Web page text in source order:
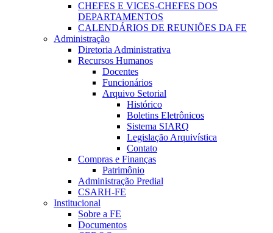
CHEFES E VICES-CHEFES DOS
DEPARTAMENTOS
CALENDÁRIOS DE REUNIÕES DA FE
Administração
Diretoria Administrativa
Recursos Humanos
Docentes
Funcionários
Arquivo Setorial
Histórico
Boletins Eletrônicos
Sistema SIARQ
Legislação Arquivística
Contato
Compras e Finanças
Patrimônio
Administração Predial
CSARH-FE
Institucional
Sobre a FE
Documentos